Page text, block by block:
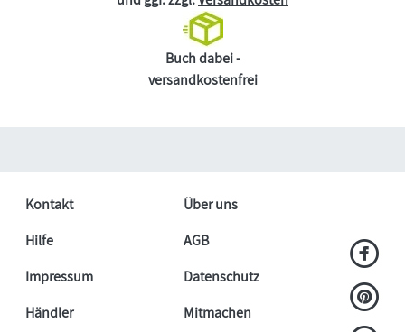
Buch dabei -
versandkostenfrei
Kontakt
Über uns
Hilfe
AGB
Impressum
Datenschutz
Händler
Mitmachen